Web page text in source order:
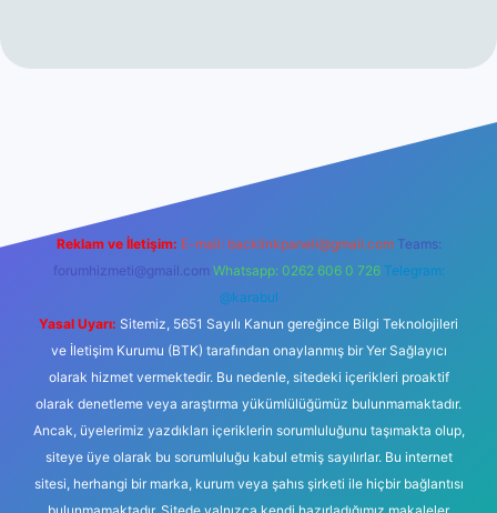
Reklam ve İletişim: E-mail: backlinkpaneli@gmail.com Teams:
forumhizmeti@gmail.com Whatsapp: 0262 606 0 726 Telegram:
@karabul
Yasal Uyarı: Sitemiz, 5651 Sayılı Kanun gereğince Bilgi Teknolojileri
ve İletişim Kurumu (BTK) tarafından onaylanmış bir Yer Sağlayıcı
olarak hizmet vermektedir. Bu nedenle, sitedeki içerikleri proaktif
olarak denetleme veya araştırma yükümlülüğümüz bulunmamaktadır.
Ancak, üyelerimiz yazdıkları içeriklerin sorumluluğunu taşımakta olup,
siteye üye olarak bu sorumluluğu kabul etmiş sayılırlar. Bu internet
sitesi, herhangi bir marka, kurum veya şahıs şirketi ile hiçbir bağlantısı